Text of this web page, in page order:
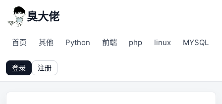
臭大佬
首页 其他 Python 前端 php linux MYSQL
登录 注册